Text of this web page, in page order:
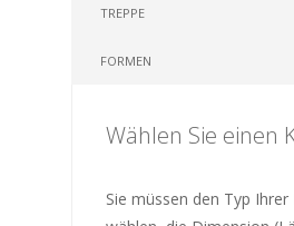
TREPPE
FORMEN
Wählen Sie einen
Sie müssen den Typ Ihrer